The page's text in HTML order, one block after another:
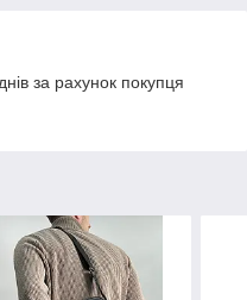
за рахунок покупця